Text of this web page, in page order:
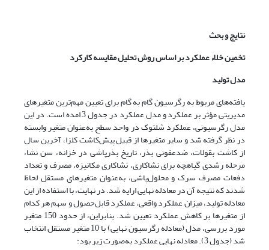
نتایج و بحث
تخمین خلاء عملکرد بر اساس روش تحلیل مقایسه کارکرد
مدل تولید
یافته‌های مربوط به رگرسیون گام به گام برای تعیین مهم‌ترین متغیرهای
مدیریتی مؤثر بر عملکرد و مدل عملکرد در جدول 3 امده است. در این
مدل رگرسیونی، عملکرد شلتوک در واحد سطح به‌عنوان متغیر وابسته
در نظر گرفته شد و سایر متغیرها از قبیل پیش‌کاشت کلزا، آخرین سال
از کاشت بقولات، ضدعفونی بذر، تاریخ بذرپاشی در خزانه، سن نشا،
مرحله رشدی گیاهچه برای نشاکاری، نشاکاری مکانیزه، مصرف و تعداد
دفعات مصرف سرک و محلول‌پاشی، به‌عنوان متغیرهای مستقل لحاظ
شدند که نتیجه آن در معادله نهایی ارایه شد. در نهایت، با استفاده از این
معادله تولید، میزان عملکرد واقعی، عملکرد قابل‌حصول و سهم هر کدام
از متغیرها بر کاهش عملکرد تعیین شد. بنابراین، از حدود 150 متغیر
مورد بررسی، مدل (معادله رگرسیون نهایی) با 10 متغیر مستقل انتخاب
شد (جدول 3). معادله نهایی عملکرد به‌صورت زیر بود: